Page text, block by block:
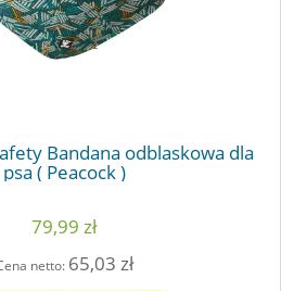
Bandana odblaskowa dla
psa ( Peacock )
79,99 zł
netto: 65,03 zł